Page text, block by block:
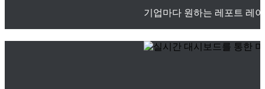
기업마다 원하는 레포트 레